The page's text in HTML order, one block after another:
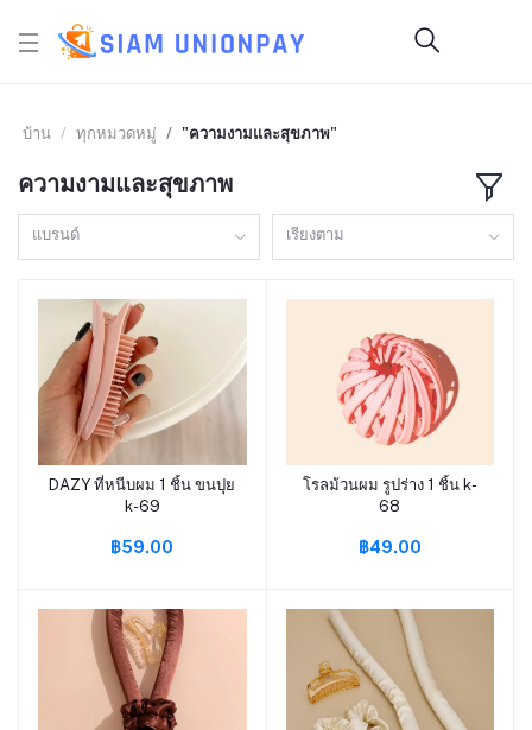
บ้าน ทุกหมวดหมู่ "ความงามและสุขภาพ"
ความงามและสุขภาพ
แบรนด์ เรียงตาม
หยิบใส่ตะกร้า
DAZY ที่หนีบผม 1 ชิ้น ขนปุย
k-69
฿59.00
หยิบใส่ตะกร้า
โรลม้วนผม รูปร่าง 1 ชิ้น k-
68
฿49.00